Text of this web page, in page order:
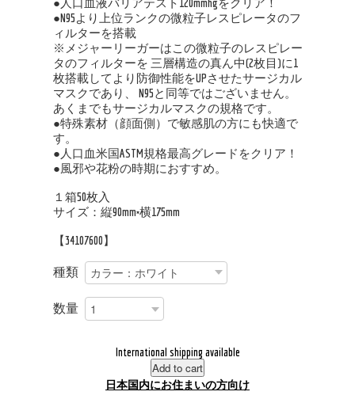
●人口血液バリアテスト120mmhgをクリア！
●N95より上位ランクの微粒子レスピレータのフ
ィルターを搭載
※メジャーリーガーはこの微粒子のレスピレー
タのフィルターを 三層構造の真ん中(2枚目)に1
枚搭載してより防御性能をUPさせたサージカル
マスクであり、 N95と同等ではございません。
あくまでもサージカルマスクの規格です。
●特殊素材（顔面側）で敏感肌の方にも快適で
す。
●人口血米国ASTM規格最高グレードをクリア！
●風邪や花粉の時期におすすめ。
１箱50枚入
サイズ：縦90mm×横175mm
【34107600】
種類
数量
International shipping available
Add to cart
日本国内にお住まいの方向け